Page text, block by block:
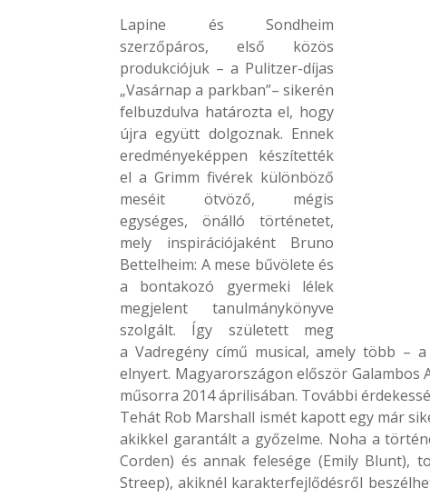
Lapine és Sondheim
szerzőpáros, első közös
produkciójuk – a Pulitzer-díjas
„Vasárnap a parkban”– sikerén
felbuzdulva határozta el, hogy
újra együtt dolgoznak. Ennek
eredményeképpen készítették
el a Grimm fivérek különböző
meséit ötvöző, mégis
egységes, önálló történetet,
mely inspirációjaként Bruno
Bettelheim: A mese bűvölete és
a bontakozó gyermeki lélek
megjelent tanulmánykönyve
szolgált. Így született meg
a Vadregény című musical, amely több –
elnyert. Magyarországon először
műsorra 2014 áprilisában. További
Tehát Rob Marshall ismét kapott egy már
akikkel garantált a győzelme. Noha a
Corden) és annak felesége (Emily Blunt),
Streep), akiknél karakterfejlődésről